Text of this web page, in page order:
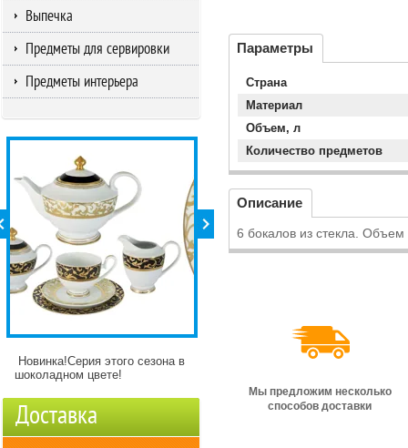
Параметры
Страна
Материал
Объем, л
Количество предметов
Описание
6 бокалов из стекла.
Мы предложим несколько
способов доставки
Выпечка
Предметы для сервировки
Предметы интерьера
Новинка!Серия этого сезона в
шоколадном цвете!
Детские кружки Зверята с
Доставка